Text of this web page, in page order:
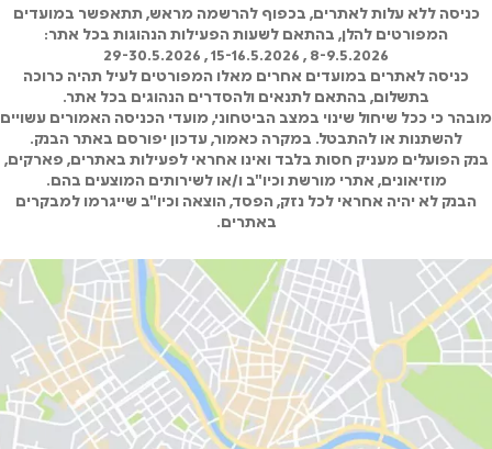
כניסה ללא עלות לאתרים, בכפוף להרשמה מראש, תתאפשר במועדים
המפורטים להלן, בהתאם לשעות הפעילות הנהוגות בכל אתר:
8-9.5.2026 , 15-16.5.2026 , 29-30.5.2026
כניסה לאתרים במועדים אחרים מאלו המפורטים לעיל תהיה כרוכה
בתשלום, בהתאם לתנאים ולהסדרים הנהוגים בכל אתר.
מובהר כי ככל שיחול שינוי במצב הביטחוני, מועדי הכניסה האמורים עשויים
להשתנות או להתבטל. במקרה כאמור, עדכון יפורסם באתר הבנק.
בנק הפועלים מעניק חסות בלבד ואינו אחראי לפעילות באתרים, פארקים,
מוזיאונים, אתרי מורשת וכיו"ב ו/או לשירותים המוצעים בהם.
הבנק לא יהיה אחראי לכל נזק, הפסד, הוצאה וכיו"ב שייגרמו למבקרים
באתרים.